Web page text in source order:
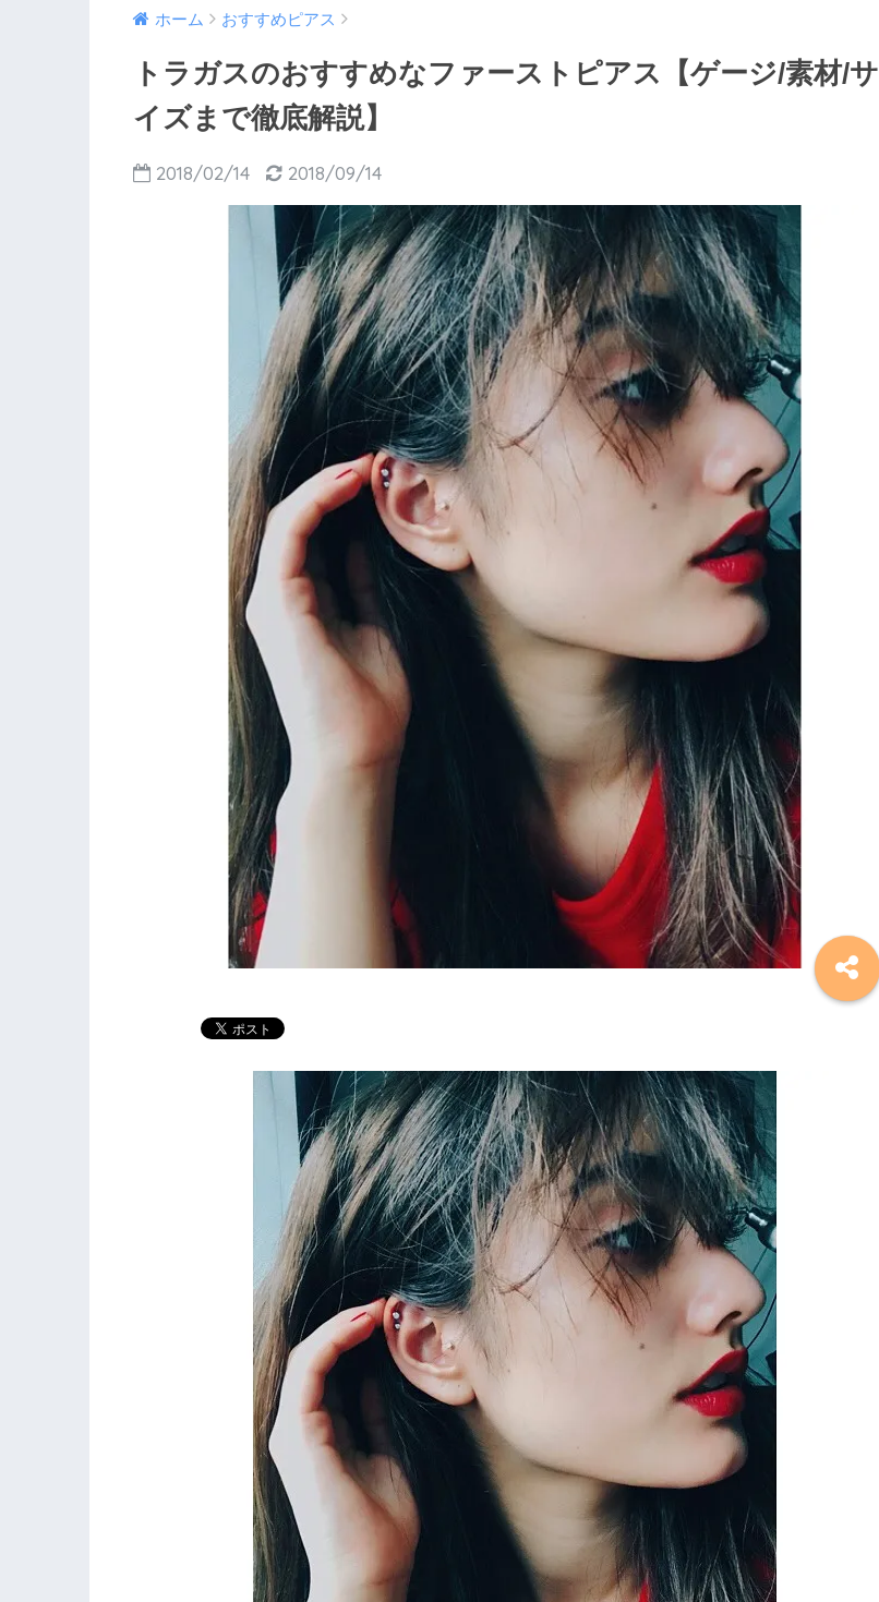
ホーム おすすめピアス
トラガスのおすすめなファーストピアス【ゲージ/素材/サ
イズまで徹底解説】
2018/02/14 2018/09/14